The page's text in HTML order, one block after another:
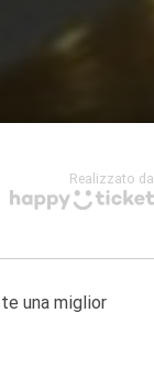
Realizzato da
una miglior